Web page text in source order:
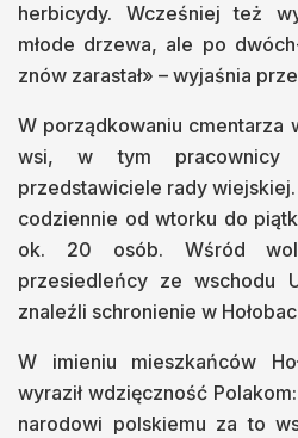
herbicydy. Wcześniej też
młode drzewa, ale po
znów zarastał» – wyjaśnia
W porządkowaniu cmentarza
wsi, w tym pracownicy
przedstawiciele rady
codziennie od wtorku do
ok. 20 osób. Wśród
przesiedleńcy ze wschodu
znaleźli schronienie w
W imieniu mieszkańców
wyraził wdzięczność
narodowi polskiemu za to